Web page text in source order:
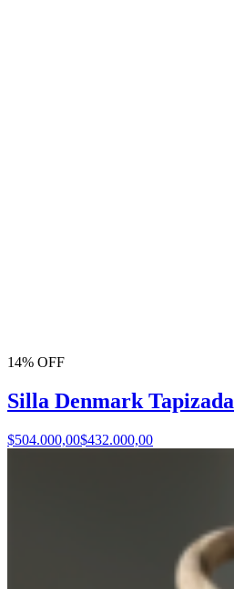
14% OFF
Silla Denmark Tapizada
$504.000,00$432.000,00